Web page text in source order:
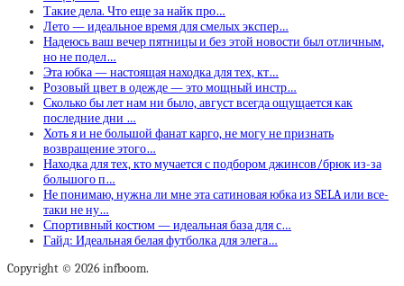
Такие дела. Что еще за найк про…
Лето — идеальное время для смелых экспер…
Надеюсь ваш вечер пятницы и без этой новости был отличным,
но не подел…
Эта юбка — настоящая находка для тех, кт…
Розовый цвет в одежде — это мощный инстр…
Сколько бы лет нам ни было, август всегда ощущается как
последние дни …
Хоть я и не большой фанат карго, не могу не признать
возвращение этого…
Находка для тех, кто мучается с подбором джинсов/брюк из-за
большого п…
Не понимаю, нужна ли мне эта сатиновая юбка из SELA или все-
таки не ну…
Спортивный костюм — идеальная база для с…
Гайд: Идеальная белая футболка для элега…
Copyright © 2026 infboom.